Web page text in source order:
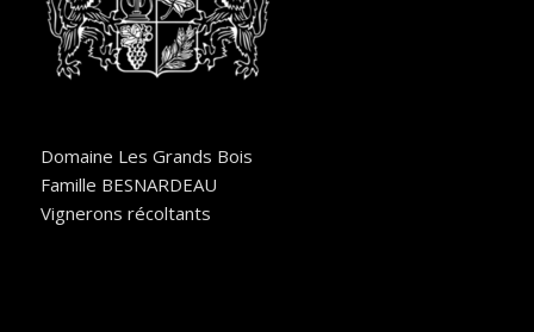
Domaine Les Grands Bois
Famille BESNARDEAU
Vignerons récoltants